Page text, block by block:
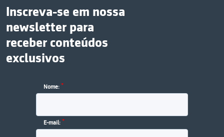
Inscreva-se em nossa
newsletter para
receber conteúdos
exclusivos
Nome: *
E-mail: *